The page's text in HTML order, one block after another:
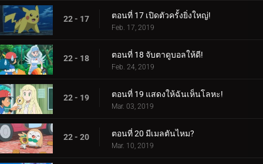
22 - 17 ตอนที่ 17 เปิดตัวครั้งยิ่งใหญ่!
Feb. 17, 2019
22 - 18 ตอนที่ 18 จับตาดูบอลให้ดี!
Feb. 24, 2019
22 - 19 ตอนที่ 19 แสดงให้ฉันเห็นโลหะ!
Mar. 03, 2019
22 - 20 ตอนที่ 20 มีเมลตันไหม?
Mar. 10, 2019